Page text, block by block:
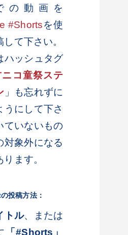
の動画を
#Shortsを使
して下さい。
ハッシュタグ
コ童祭ステ
」も忘れずに
うにして下さ
ていないもの
対象外になる
ます。
投稿方法：
トル、または
「#Shorts」